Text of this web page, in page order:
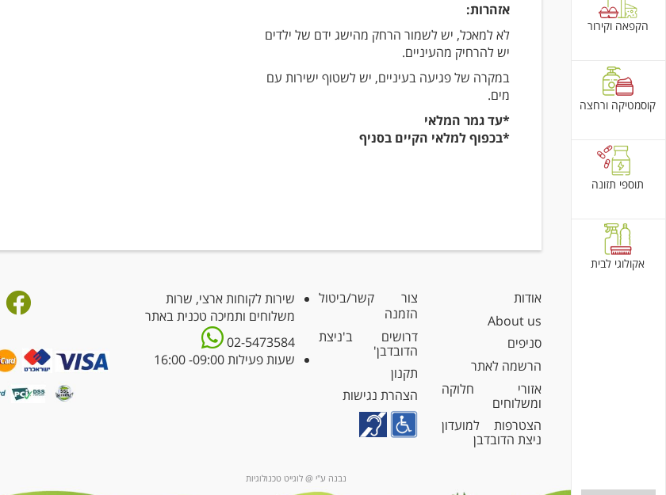
הקפאה וקירור
קוסמטיקה ורחצה
תוספי תזונה
אקולוגי לבית
אזהרות:
לא למאכל, יש לשמור הרחק מהישג ידם של ילדים
יש להרחיק מהעיניים.
במקרה של פגיעה בעיניים, יש לשטוף ישירות עם
מים.
*עד גמר המלאי
*בכפוף למלאי הקיים בסניף
אודות
About us
סניפים
הרשמה לאתר
אזורי חלוקה
ומשלוחים
הצטרפות למועדון
ניצת הדובדבן
צור קשר/ביטול
הזמנה
דרושים ב'ניצת
הדובדבן'
תקנון
הצהרת נגישות
שירות לקוחות ארצי, שרות
משלוחים ותמיכה טכנית באתר
02-5473584
שעות פעילות 09:00- 16:00
נבנה ע"י @ לוגייט טכנולוגיות